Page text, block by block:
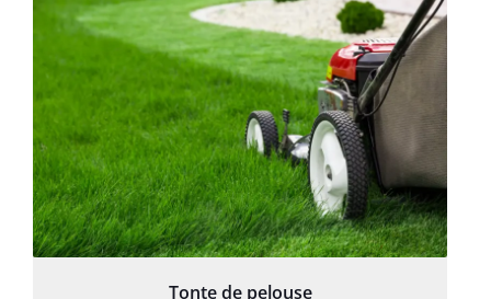
Tonte de pelouse